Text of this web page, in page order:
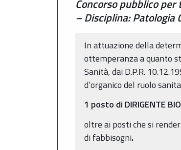
Concorso pubblico
– Disciplina: Patologia
In attuazione della
ottemperanza a quanto
Sanità, dai D.P.R.
d’organico del ruolo
1 posto di DIRIGENTE
oltre ai posti che si
di fabbisogni.